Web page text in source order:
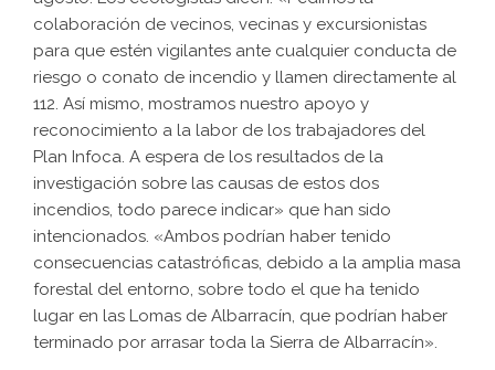
colaboración de vecinos, vecinas y excursionistas
para que estén vigilantes ante cualquier conducta de
riesgo o conato de incendio y llamen directamente al
112. Así mismo, mostramos nuestro apoyo y
reconocimiento a la labor de los trabajadores del
Plan Infoca. A espera de los resultados de la
investigación sobre las causas de estos dos
incendios, todo parece indicar» que han sido
intencionados. «Ambos podrían haber tenido
consecuencias catastróficas, debido a la amplia masa
forestal del entorno, sobre todo el que ha tenido
lugar en las Lomas de Albarracín, que podrían haber
terminado por arrasar toda la Sierra de Albarracín».